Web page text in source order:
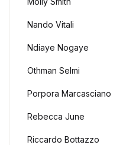
Nando Vitali
Ndiaye Nogaye
Othman Selmi
Porpora Marcasciano
Rebecca June
Riccardo Bottazzo